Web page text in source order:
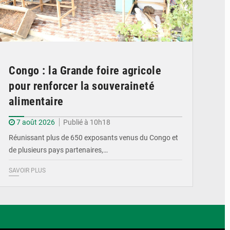
Congo : la Grande foire agricole
pour renforcer la souveraineté
alimentaire
7 août 2026
Publié à 10h18
Réunissant plus de 650 exposants venus du Congo et
de plusieurs pays partenaires,…
SAVOIR PLUS